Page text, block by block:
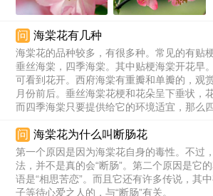
问 海棠花有几种
海棠花的品种较多，有很多种。常见的有贴
垂丝海棠，四季海棠。其中贴梗海棠开花早
可看到花开。西府海棠有重瓣和单瓣的，观
月份前后。垂丝海棠花梗和花朵呈下垂状，
而四季海棠只要提供给它的环境适宜，那么
问 海棠花为什么叫断肠花
第一个原因是因为海棠花自身的毒性。不过
法，并不是真的会“断肠”。第二个原因是它
语是“相思苦恋”。而且它还有许多传说，其
子等待心爱之人的，与“断肠”有关。